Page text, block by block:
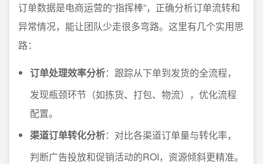
订单数据是电商运营的“指挥棒”，正确分析订单流转和
异常情况，能让团队少走很多弯路。这里有几个实用思
路：
订单处理效率分析：跟踪从下单到发货的全流程，
发现瓶颈环节（如拣货、打包、物流），优化流程
配置。
渠道订单转化分析：对比各渠道订单量与转化率，
判断广告投放和促销活动的ROI，资源倾斜更精准。